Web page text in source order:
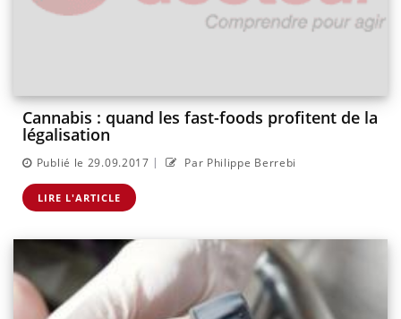
Cannabis : quand les fast-foods profitent de la
légalisation
Publié le 29.09.2017 | Par Philippe Berrebi
LIRE L'ARTICLE